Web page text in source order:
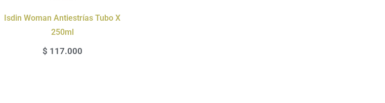
Isdin Woman Antiestrías Tubo X
250ml
$ 117.000